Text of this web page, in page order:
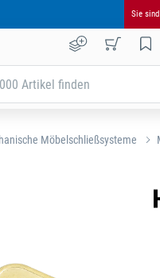
Sie
Artikel finden
Möbelschließsysteme